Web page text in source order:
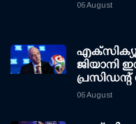
06 August
ജിയാനി
06 August